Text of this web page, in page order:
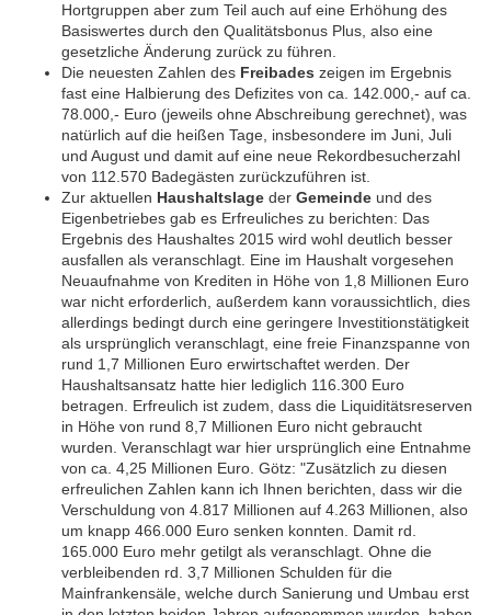
Hortgruppen aber zum Teil auch auf eine Erhöhung des
Basiswertes durch den Qualitätsbonus Plus, also eine
gesetzliche Änderung zurück zu führen.
Die neuesten Zahlen des Freibades zeigen im Ergebnis
fast eine Halbierung des Defizites von ca. 142.000,- auf ca.
78.000,- Euro (jeweils ohne Abschreibung gerechnet), was
natürlich auf die heißen Tage, insbesondere im Juni, Juli
und August und damit auf eine neue Rekordbesucherzahl
von 112.570 Badegästen zurückzuführen ist.
Zur aktuellen Haushaltslage der Gemeinde und des
Eigenbetriebes gab es Erfreuliches zu berichten: Das
Ergebnis des Haushaltes 2015 wird wohl deutlich besser
ausfallen als veranschlagt. Eine im Haushalt vorgesehen
Neuaufnahme von Krediten in Höhe von 1,8 Millionen Euro
war nicht erforderlich, außerdem kann voraussichtlich, dies
allerdings bedingt durch eine geringere Investitionstätigkeit
als ursprünglich veranschlagt, eine freie Finanzspanne von
rund 1,7 Millionen Euro erwirtschaftet werden. Der
Haushaltsansatz hatte hier lediglich 116.300 Euro
betragen. Erfreulich ist zudem, dass die Liquiditätsreserven
in Höhe von rund 8,7 Millionen Euro nicht gebraucht
wurden. Veranschlagt war hier ursprünglich eine Entnahme
von ca. 4,25 Millionen Euro. Götz: "Zusätzlich zu diesen
erfreulichen Zahlen kann ich Ihnen berichten, dass wir die
Verschuldung von 4.817 Millionen auf 4.263 Millionen, also
um knapp 466.000 Euro senken konnten. Damit rd.
165.000 Euro mehr getilgt als veranschlagt. Ohne die
verbleibenden rd. 3,7 Millionen Schulden für die
Mainfrankensäle, welche durch Sanierung und Umbau erst